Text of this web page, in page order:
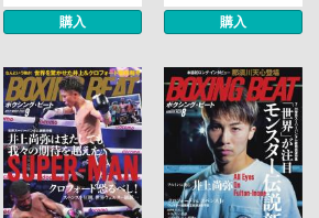
購入 購入